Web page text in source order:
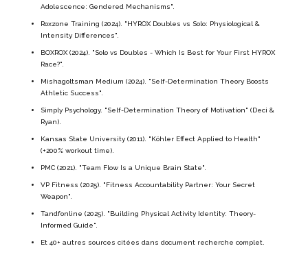
Adolescence: Gendered Mechanisms".
Roxzone Training (2024). "HYROX Doubles vs Solo: Physiological &
Intensity Differences".
BOXROX (2024). "Solo vs Doubles - Which Is Best for Your First HYROX
Race?".
Mishagoltsman Medium (2024). "Self-Determination Theory Boosts
Athletic Success".
Simply Psychology. "Self-Determination Theory of Motivation" (Deci &
Ryan).
Kansas State University (2011). "Köhler Effect Applied to Health"
(+200% workout time).
PMC (2021). "Team Flow Is a Unique Brain State".
VP Fitness (2025). "Fitness Accountability Partner: Your Secret
Weapon".
Tandfonline (2025). "Building Physical Activity Identity: Theory-
Informed Guide".
Et 40+ autres sources citées dans document recherche complet.